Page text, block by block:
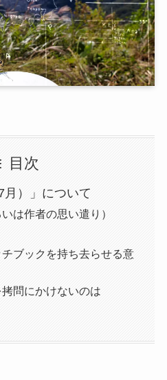
目次
月）」について
は作者の思い遣り）
ブックを持ち去らせる意
問にかけないのは